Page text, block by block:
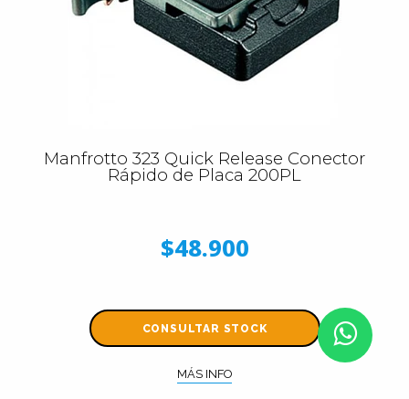
Manfrotto 323 Quick Release Conector
Rápido de Placa 200PL
$48.900
CONSULTAR STOCK
MÁS INFO